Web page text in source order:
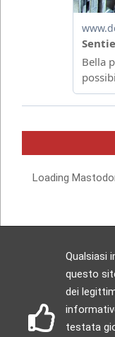
Loading
Qualsiasi
questo
dei
testata